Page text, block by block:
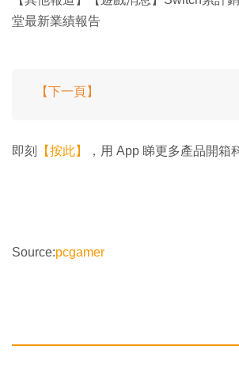
堂最新業績報告
【下一頁】
即刻 【按此】 ，用 App 睇更多產品開箱
Source:pcgamer